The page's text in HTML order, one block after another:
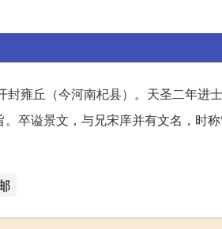
封雍丘（今河南杞县）。天圣二年进
卒谥景文，与兄宋庠并有文名，时称